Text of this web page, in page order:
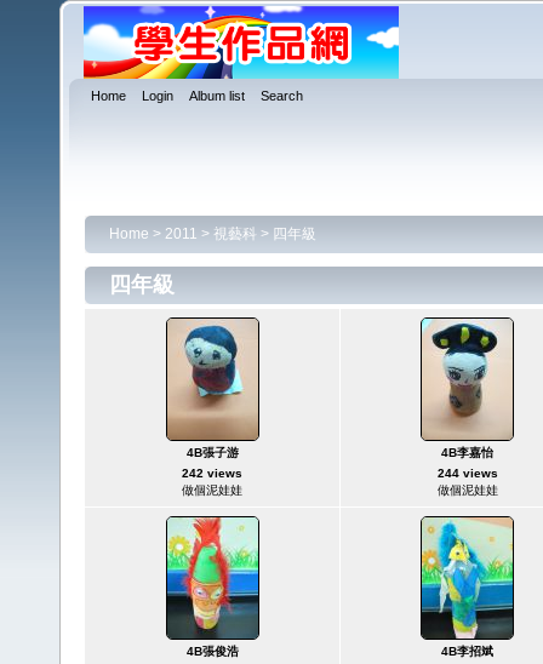
Home Login Album list Search
Home > 2011 > 視藝科 > 四年級
四年級
4B張子游
242 views
做個泥娃娃
4B李嘉怡
244 views
做個泥娃娃
4B張俊浩
4B李招斌